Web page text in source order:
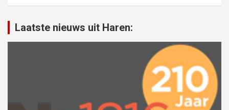
Laatste nieuws uit Haren: